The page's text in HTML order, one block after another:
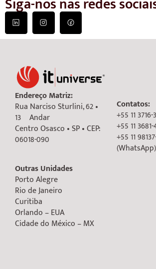
Endereço Matriz:
Rua Narciso Sturlini, 62 •
13º Andar
Centro Osasco • SP • CEP:
06018-090
Outras Unidades
Porto Alegre
Rio de Janeiro
Curitiba
Orlando – EUA
Cidade do México – MX
Contatos:
+55 11
+55 11
+55 11
(WhatsApp)